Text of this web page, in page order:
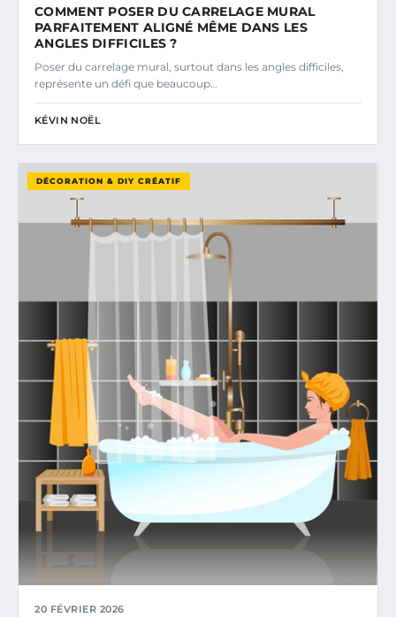
COMMENT POSER DU CARRELAGE MURAL
PARFAITEMENT ALIGNÉ MÊME DANS LES
ANGLES DIFFICILES ?
Poser du carrelage mural, surtout dans les angles difficiles,
représente un défi que beaucoup…
KÉVIN NOËL
DÉCORATION & DIY CRÉATIF
20 FÉVRIER 2026